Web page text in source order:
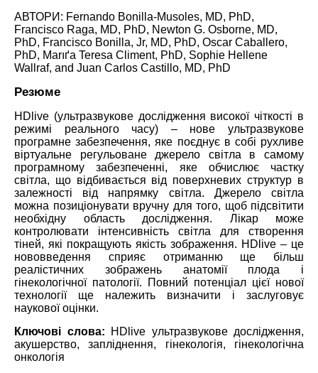
АВТОРИ: Fernando Bonilla-Musoles, MD, PhD,
Francisco Raga, MD, PhD, Newton G. Osborne, MD,
PhD, Francisco Bonilla, Jr, MD, PhD, Oscar Caballero,
PhD, Marıґa Teresa Climent, PhD, Sophie Hellene
Wallraf, and Juan Carlos Castillo, MD, PhD
Резюме
HDlive (ультразвукове дослідження високої чіткості в
режимі реального часу) – нове ультразвукове
програмне забезпечення, яке поєднує в собі рухливе
віртуальне регульоване джерело світла в самому
програмному забезпеченні, яке обчислює частку
світла, що відбивається від поверхневих структур в
залежності від напрямку світла. Джерело світла
можна позиціонувати вручну для того, щоб підсвітити
необхідну область дослідження. Лікар може
контролювати інтенсивність світла для створення
тіней, які покращують якість зображення. HDlive – це
нововведення сприяє отриманню ще більш
реалістичних зображень анатомії плода і
гінекологічної патології. Повний потенціал цієї нової
технології ще належить визначити і заслуговує
наукової оцінки.
Ключові слова: HDlive ультразвукове дослідження,
акушерство, запліднення, гінекологія, гінекологічна
онкологія